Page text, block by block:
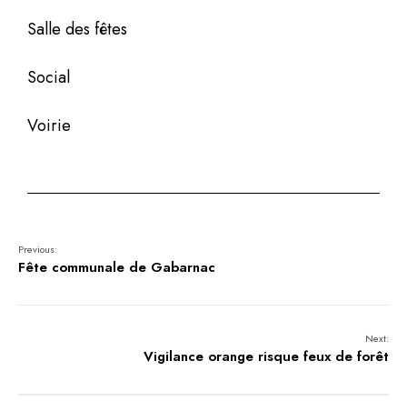
Salle des fêtes
Social
Voirie
Previous:
Fête communale de Gabarnac
Next:
Vigilance orange risque feux de forêt